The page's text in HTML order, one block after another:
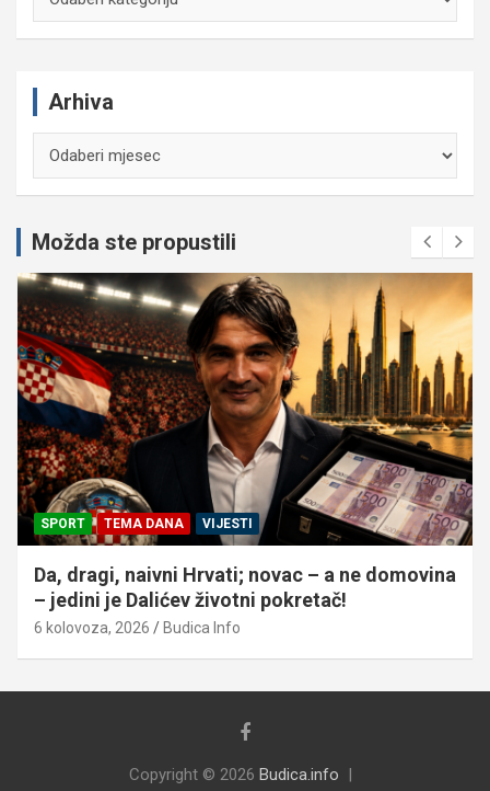
Arhiva
Možda ste propustili
SPORT TEMA DANA VIJESTI
Da, dragi, naivni Hrvati; novac – a ne domovina
– jedini je Dalićev životni pokretač!
6 kolovoza, 2026 Budica Info
Copyright © 2026 Budica.info